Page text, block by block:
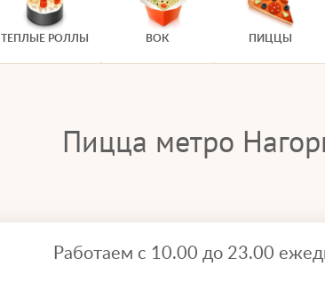
ТЕПЛЫЕ РОЛЛЫ ВОК ПИЦЦЫ
Пицца метро
Работаем с 10.00 до 23.00